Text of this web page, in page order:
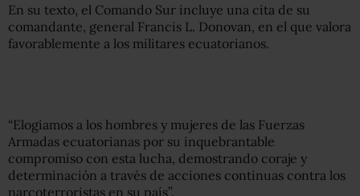
En su texto, el Comando Sur incluye una cita de su
comandante, general Francis L. Donovan, en el que valora
favorablemente a los militares ecuatorianos.
“Elogiamos a los hombres y mujeres de las Fuerzas
Armadas ecuatorianas por su inquebrantable
compromiso con esta lucha, demostrando coraje y
determinación a través de acciones continuas contra los
narcoterroristas en su país”.